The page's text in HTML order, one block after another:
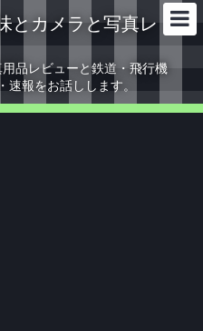
とカメラと写真レ
品レビューと鉄道・飛行機
報をお話しします。